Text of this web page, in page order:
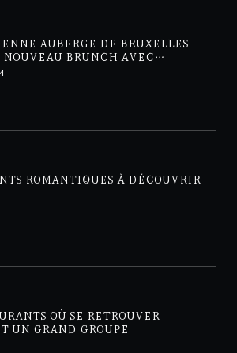
AUBERGE DE BRUXELLES
BRUNCH AVEC
ROMANTIQUES À DÉCOUVRIR
OÙ SE RETROUVER
UN GRAND GROUPE